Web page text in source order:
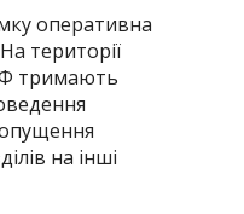
оперативна
території
тримають
на інші